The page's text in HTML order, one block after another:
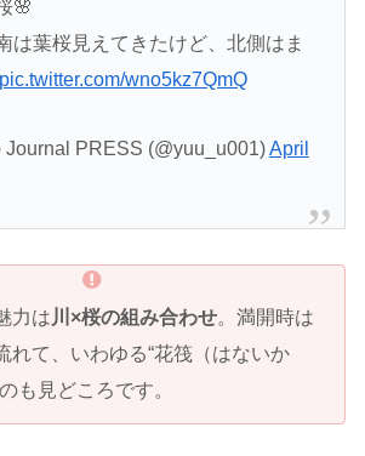
🌸
は葉桜見えてきたけど、北側はま
pic.twitter.com/wno5kz7QmQ
PRESS (@yuu_u001)April
力は 川×桜の組み合わせ。満開時は
れて、いわゆる“花筏（はないか
も見どころです。